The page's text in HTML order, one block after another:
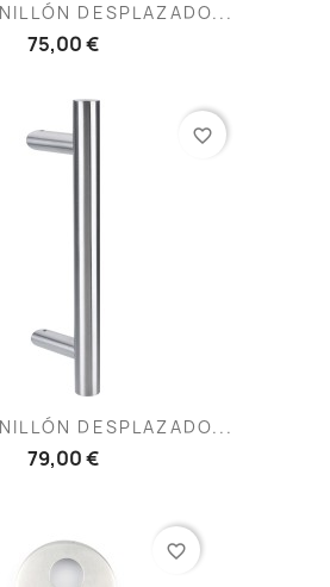
DESPLAZADO...
75,00 €
DESPLAZADO...
79,00 €
favorite_border
favorite_border